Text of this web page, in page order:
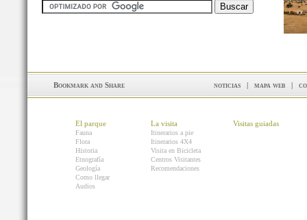
noticias | mapa web |
El parque
Fauna
Flora
Historia
Etnografía
Geología
Como llegar
Audios
La visita
Itinerarios a pie
Itinerarios 4X4
Visita en Bicicleta
Centros Visitantes
Recomendaciones
Visitas guiadas